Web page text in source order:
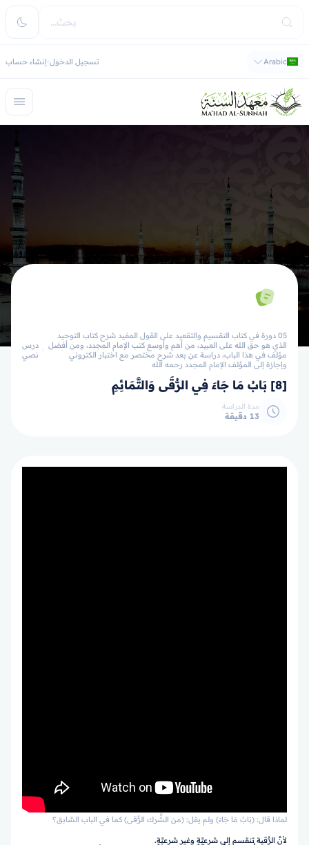
Arabic تسجيل الدخول إنشاء حساب
05 دورة في كتاب التقسيم والتقعيد على القول المفيد شرح كتاب التوحيد
الذي هو حق الله على العبيد، من أهم وأوسع كتب الإمام المجدد، ومن أفضل
مؤلف في هذا الباب، دراسة عن بعد شرح مختصر مع اختبار الكتروني
وإجازة إلى المؤلف الإمام المجدد رحمه الله
درس
نصي
[8] بَابُ مَا جَاءَ فِي الرُّقَى وَالتَّمَائِمِ
مدة الدراسة
13 دقيقة
لماذا قال: (بَابُ مَا جَاءَ) ولم يقل: (من الشِّرك الرُّقى) كما في الباب السَّابق؟
لأنَّ الرُّقية تنقسم إلى شرعيَّةٍ وغير شرعيَّةٍ.